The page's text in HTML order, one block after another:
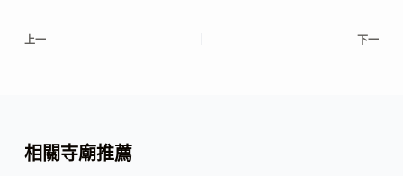
上一 下一
相關寺廟推薦